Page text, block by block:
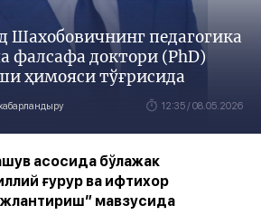
педагогика
фалсафа доктори (PhD)
ҳимояси тўғрисида
12:35 / 08.05.2026
асосида бўлажак
ғурур ва ифтихор
мавзусида